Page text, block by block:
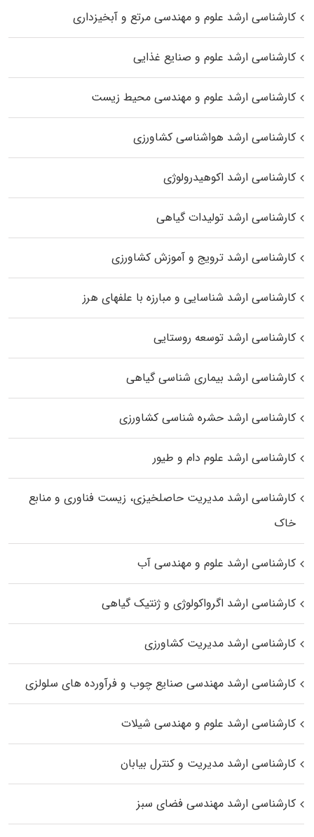
کارشناسی ارشد علوم و مهندسی مرتع و آبخیزداری
کارشناسی ارشد علوم و صنایع غذایی
کارشناسی ارشد علوم و مهندسی محیط زیست
کارشناسی ارشد هواشناسی کشاورزی
کارشناسی ارشد اکوهیدرولوژی
کارشناسی ارشد تولیدات گیاهی
کارشناسی ارشد ترویج و آموزش کشاورزی
کارشناسی ارشد شناسایی و مبارزه با علفهای هرز
کارشناسی ارشد توسعه روستایی
کارشناسی ارشد بیماری‌ شناسی گیاهی
کارشناسی ارشد حشره‌ شناسی کشاورزی
کارشناسی ارشد علوم دام و طیور
کارشناسی ارشد مدیریت حاصلخیزی، زیست فناوری و منابع
خاک
کارشناسی ارشد علوم و مهندسی آب
کارشناسی ارشد اگرواکولوژی و ژنتیک گیاهی
کارشناسی ارشد مدیریت کشاورزی
کارشناسی ارشد مهندسی صنایع چوب و فرآورده‌ های سلولزی
کارشناسی ارشد علوم و مهندسی شیلات
کارشناسی ارشد مدیریت و کنترل بیابان
کارشناسی ارشد مهندسی فضای سبز